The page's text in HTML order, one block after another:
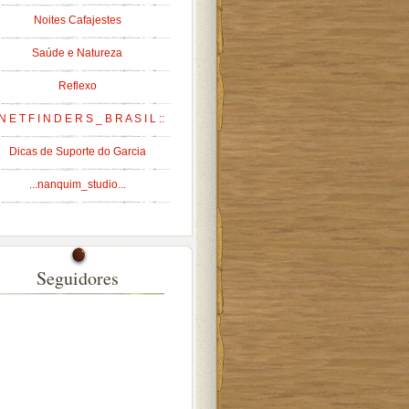
Noites Cafajestes
Saúde e Natureza
Reflexo
E T F I N D E R S _ B R A S I L ::
Dicas de Suporte do Garcia
...nanquim_studio...
Seguidores